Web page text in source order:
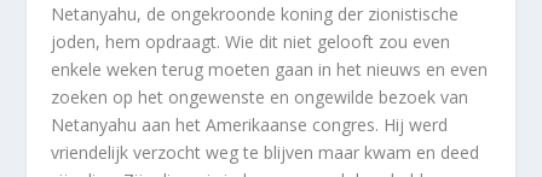
Netanyahu, de ongekroonde koning der zionistische
joden, hem opdraagt. Wie dit niet gelooft zou even
enkele weken terug moeten gaan in het nieuws en even
zoeken op het ongewenste en ongewilde bezoek van
Netanyahu aan het Amerikaanse congres. Hij werd
vriendelijk verzocht weg te blijven maar kwam en deed